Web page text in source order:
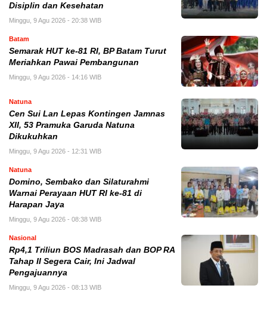
Disiplin dan Kesehatan
Minggu, 9 Agu 2026 - 20:38 WIB
Batam
Semarak HUT ke-81 RI, BP Batam Turut
Meriahkan Pawai Pembangunan
Minggu, 9 Agu 2026 - 14:16 WIB
Natuna
Cen Sui Lan Lepas Kontingen Jamnas
XII, 53 Pramuka Garuda Natuna
Dikukuhkan
Minggu, 9 Agu 2026 - 12:31 WIB
Natuna
Domino, Sembako dan Silaturahmi
Warnai Perayaan HUT RI ke-81 di
Harapan Jaya
Minggu, 9 Agu 2026 - 08:38 WIB
Nasional
Rp4,1 Triliun BOS Madrasah dan BOP RA
Tahap II Segera Cair, Ini Jadwal
Pengajuannya
Minggu, 9 Agu 2026 - 08:13 WIB